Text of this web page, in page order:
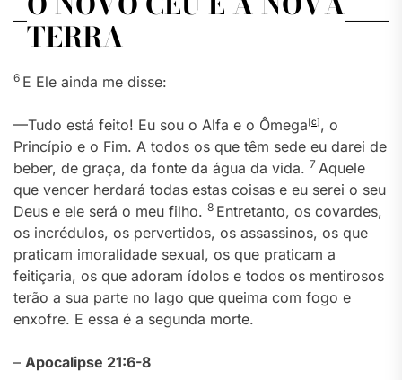
TERRA
6 E Ele ainda me disse:
—Tudo está feito! Eu sou o Alfa e o Ômega[c], o
Princípio e o Fim. A todos os que têm sede eu darei de
beber, de graça, da fonte da água da vida. 7 Aquele
que vencer herdará todas estas coisas e eu serei o seu
Deus e ele será o meu filho. 8 Entretanto, os covardes,
os incrédulos, os pervertidos, os assassinos, os que
praticam imoralidade sexual, os que praticam a
feitiçaria, os que adoram ídolos e todos os mentirosos
terão a sua parte no lago que queima com fogo e
enxofre. E essa é a segunda morte.
– Apocalipse 21:6-8